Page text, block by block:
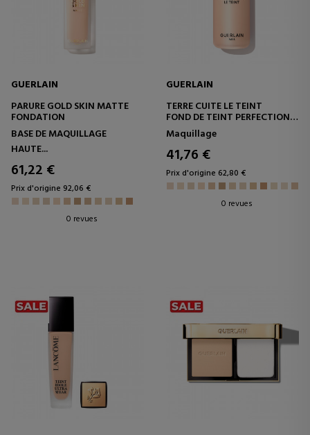
GUERLAIN
PARURE GOLD SKIN MATTE
FONDATION
BASE DE MAQUILLAGE
HAUTE...
61,22 €
Prix d'origine 92,06 €
0 revues
GUERLAIN
TERRE CUITE LE TEINT
FOND DE TEINT PERFECTION
NATURELLE BON EFFET
VISAGE DURÉE 24H - SANS
TRANSFERT
Maquillage
41,76 €
Prix d'origine 62,80 €
0 revues